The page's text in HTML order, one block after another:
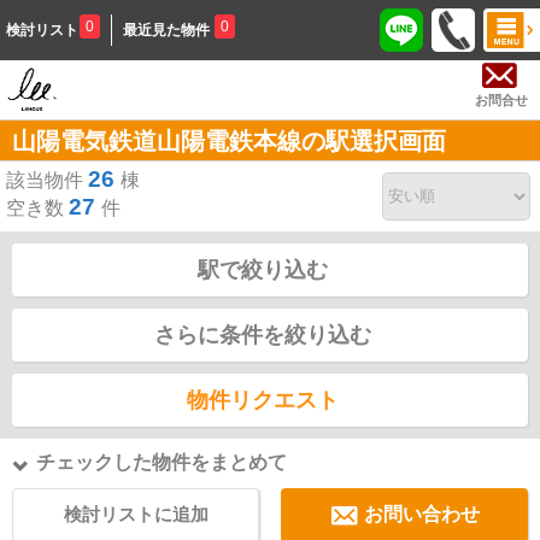
検討リスト 0 最近見た物件 0
お問合せ
山陽電気鉄道山陽電鉄本線の駅選択画面
該当物件 26 棟
空き数 27 件
駅で絞り込む
さらに条件を絞り込む
物件リクエスト
チェックした物件をまとめて
検討リストに追加 お問い合わせ